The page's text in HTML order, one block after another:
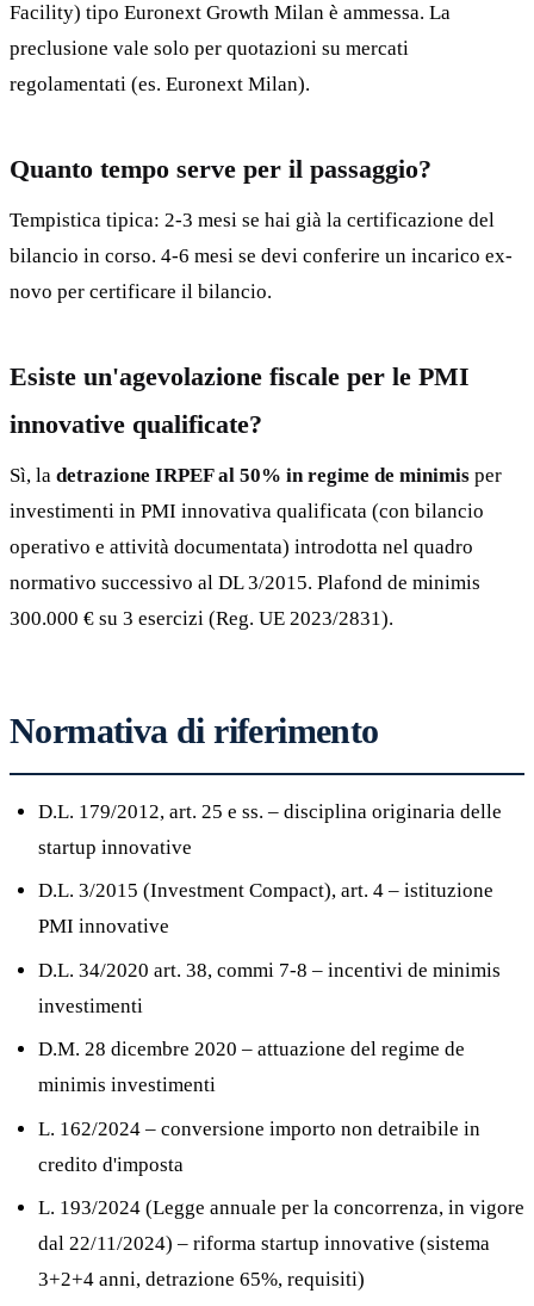
Facility) tipo Euronext Growth Milan è ammessa. La
preclusione vale solo per quotazioni su mercati
regolamentati (es. Euronext Milan).
Quanto tempo serve per il passaggio?
Tempistica tipica: 2-3 mesi se hai già la certificazione del
bilancio in corso. 4-6 mesi se devi conferire un incarico ex-
novo per certificare il bilancio.
Esiste un'agevolazione fiscale per le PMI
innovative qualificate?
Sì, la detrazione IRPEF al 50% in regime de minimis per
investimenti in PMI innovativa qualificata (con bilancio
operativo e attività documentata) introdotta nel quadro
normativo successivo al DL 3/2015. Plafond de minimis
300.000 € su 3 esercizi (Reg. UE 2023/2831).
Normativa di riferimento
D.L. 179/2012, art. 25 e ss. – disciplina originaria delle
startup innovative
D.L. 3/2015 (Investment Compact), art. 4 – istituzione
PMI innovative
D.L. 34/2020 art. 38, commi 7-8 – incentivi de minimis
investimenti
D.M. 28 dicembre 2020 – attuazione del regime de
minimis investimenti
L. 162/2024 – conversione importo non detraibile in
credito d'imposta
L. 193/2024 (Legge annuale per la concorrenza, in vigore
dal 22/11/2024) – riforma startup innovative (sistema
3+2+4 anni, detrazione 65%, requisiti)